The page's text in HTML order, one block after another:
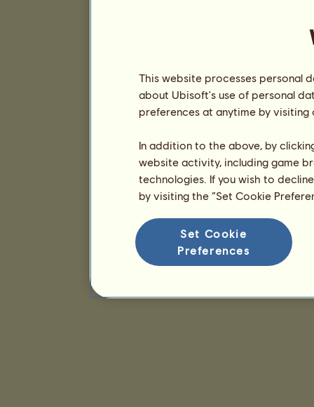
This website processes personal
about Ubisoft's use of personal
preferences at anytime by
In addition to the above, by
website activity, including game
technologies. If you wish to
by visiting the “Set Cookie
Set Cookie
Preferences